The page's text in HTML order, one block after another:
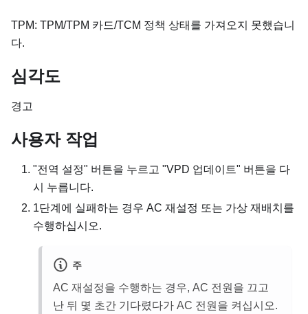
TPM: TPM/TPM 카드/TCM 정책 상태를 가져오지 못했습니
다.
심각도
경고
사용자 작업
"전역 설정" 버튼을 누르고 "VPD 업데이트" 버튼을 다
시 누릅니다.
1단계에 실패하는 경우 AC 재설정 또는 가상 재배치를
수행하십시오.
주
AC 재설정을 수행하는 경우, AC 전원을 끄고
난 뒤 몇 초간 기다렸다가 AC 전원을 켜십시오.